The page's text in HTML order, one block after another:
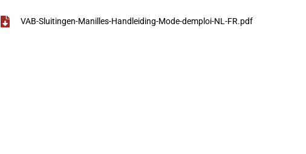
VAB-Sluitingen-Manilles-Handleiding-Mode-demploi-NL-FR.pdf